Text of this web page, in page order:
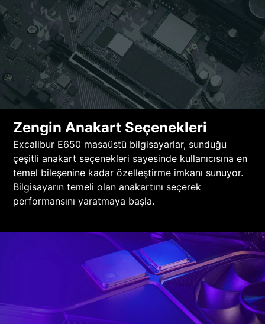
Zengin Anakart Seçenekleri
Excalibur E650 masaüstü bilgisayarlar, sunduğu
çeşitli anakart seçenekleri sayesinde kullanıcısına en
temel bileşenine kadar özelleştirme imkanı sunuyor.
Bilgisayarın temeli olan anakartını seçerek
performansını yaratmaya başla.